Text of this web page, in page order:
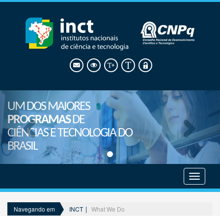
UM DOS MAIORES
PROGRAMASDE
CIÊNCIAS E TECNOLOGIA DO
BRASIL
menu
Navegando em INCT What We Do